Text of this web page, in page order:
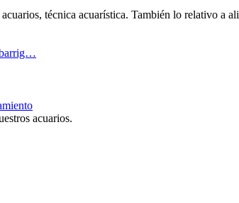
técnica acuarística. También lo relativo a
barrig…
acuarios.